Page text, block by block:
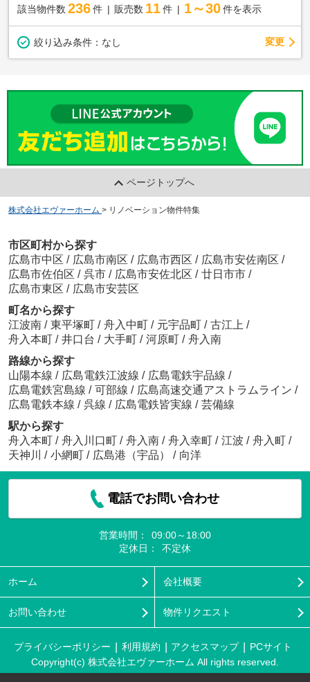
該当物件数 236件 販売数 11 件 1～30 件を表示
絞り込み条件： なし 変更
ページトップへ
株式会社エヴァーホーム > リノベーション物件特集
市区町村から探す
広島市中区 / 広島市南区 / 広島市西区 / 広島市安佐南区 /
広島市佐伯区 / 呉市 / 広島市安佐北区 / 廿日市市 /
広島市東区 / 広島市安芸区
町名から探す
江波南 / 東平塚町 / 舟入中町 / 元宇品町 / 古江上 /
舟入本町 / 井口台 / 大手町 / 河原町 / 舟入南
路線から探す
山陽本線 / 広島電鉄江波線 / 広島電鉄宇品線 /
広島電鉄宮島線 / 可部線 / 広島高速交通アストラムライン /
広島電鉄本線 / 呉線 / 広島電鉄皆実線 / 芸備線
駅から探す
舟入本町 / 舟入川口町 / 舟入南 / 舟入幸町 / 江波 / 舟入町 /
天神川
/ 小網町 / 広島港（宇品） / 向洋
電話でお問い合わせ
営業時間：
09:00～18:00
定休日：
不定休
ホーム 会社概要
お問い合わせ 物件リクエスト
プライバシーポリシー 利用規約 アクセスマップ
PCサイト
Copyright(c) 株式会社エヴァーホーム All rights reserved.